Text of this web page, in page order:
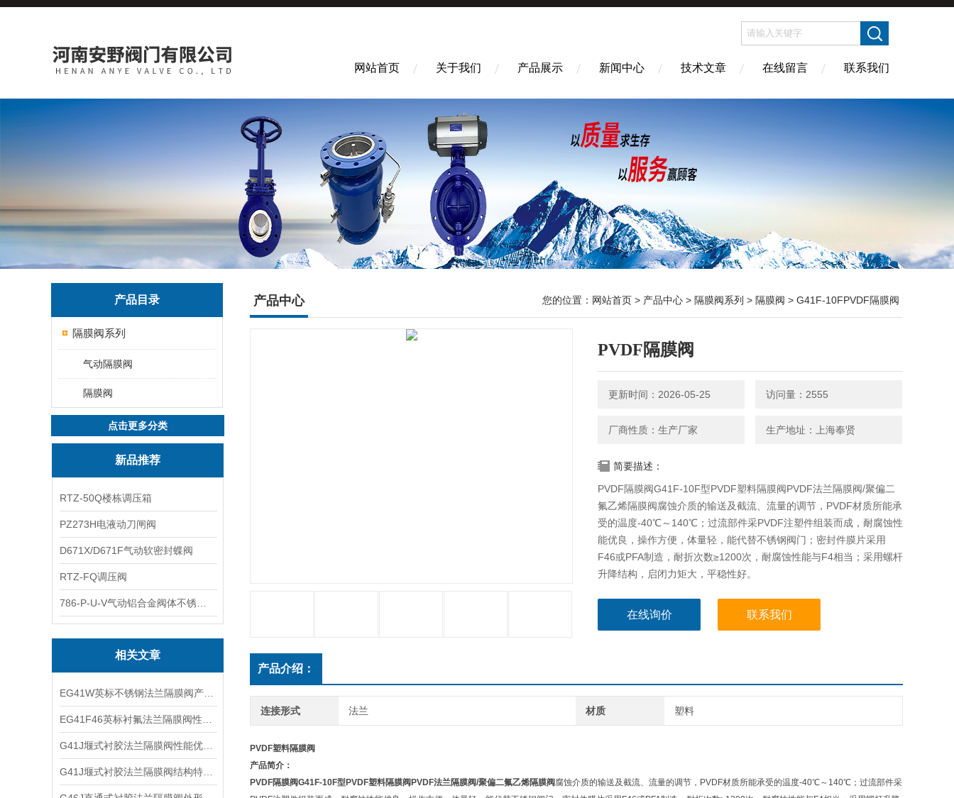
网站首页 关于我们 产品展示 新闻中心 技术文章 在线留言 联系我们
产品目录
隔膜阀系列
气动隔膜阀
隔膜阀
点击更多分类
新品推荐
RTZ-50Q楼栋调压箱
PZ273H电液动刀闸阀
D671X/D671F气动软密封蝶阀
RTZ-FQ调压阀
相关文章
产品中心 您的位置： 网站首页 > 产品中心 > 隔膜阀系列 > 隔膜阀 > G41F-10FPVDF隔膜阀
PVDF隔膜阀
更新时间：2026-05-25 访问量：2555
厂商性质：生产厂家 生产地址：上海奉贤
简要描述：
PVDF隔膜阀G41F-10F型PVDF塑料隔膜阀PVDF法兰隔膜阀/聚偏二
氟乙烯隔膜阀腐蚀介质的输送及截流、流量的调节，PVDF材质所能承
受的温度-40℃～140℃；过流部件采PVDF注塑件组装而成，耐腐蚀性
能优良，操作方便，体量轻，能代替不锈钢阀门；密封件膜片采用
F46或PFA制造，耐折次数≥1200次，耐腐蚀性能与F4相当；采用螺杆
升降结构，启闭力矩大，平稳性好。
在线询价 联系我们
产品介绍：
连接形式 法兰 材质 塑料
PVDF塑料隔膜阀
产品简介：
PVDF隔膜阀G41F-10F型PVDF塑料隔膜阀 PVDF法兰隔膜阀/聚偏二氟乙烯隔膜阀 腐蚀介质的输送及截流、流量的调节， PVDF材质所能承受的温度-40℃～140℃；过流部件采